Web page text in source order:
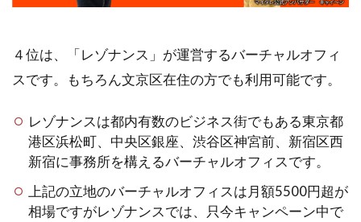
４位は、「レゾナンス」が運営するバーチャルオフィ
スです。もちろん文京区在住の方でも利用可能です。
レゾナンスは都内有数のビジネス街でもある東京都
港区浜松町、中央区銀座、渋谷区神宮前、新宿区西
新宿に事務所を構えるバーチャルオフィスです。
上記の立地のバーチャルオフィスは月額5500円超が
相場ですがレゾナンスでは、只今キャンペーン中で